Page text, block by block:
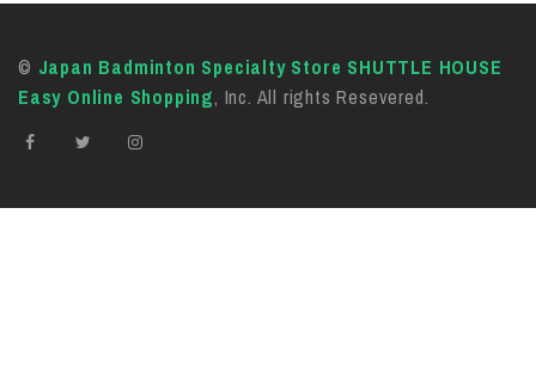
© Japan Badminton Specialty Store SHUTTLE HOUSE
Easy Online Shopping, Inc. All rights Resevered.